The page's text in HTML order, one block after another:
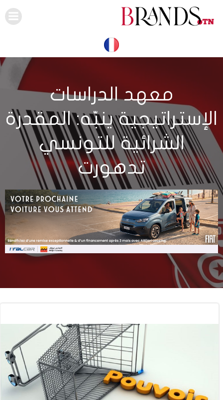
معهد الدراسات
الإستراتيجية ينبّه: المقدرة
الشرائية للتونسي
تدهورت